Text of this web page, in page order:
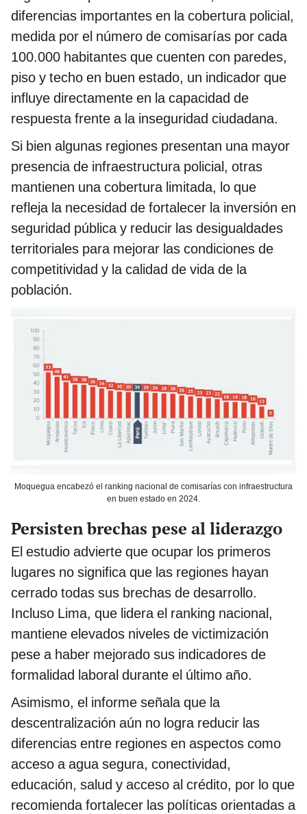
diferencias importantes en la cobertura policial,
medida por el número de comisarías por cada
100.000 habitantes que cuenten con paredes,
piso y techo en buen estado, un indicador que
influye directamente en la capacidad de
respuesta frente a la inseguridad ciudadana.
Si bien algunas regiones presentan una mayor
presencia de infraestructura policial, otras
mantienen una cobertura limitada, lo que
refleja la necesidad de fortalecer la inversión en
seguridad pública y reducir las desigualdades
territoriales para mejorar las condiciones de
competitividad y la calidad de vida de la
población.
Moquegua encabezó el ranking nacional de comisarías con infraestructura
en buen estado en 2024.
Persisten brechas pese al liderazgo
El estudio advierte que ocupar los primeros
lugares no significa que las regiones hayan
cerrado todas sus brechas de desarrollo.
Incluso Lima, que lidera el ranking nacional,
mantiene elevados niveles de victimización
pese a haber mejorado sus indicadores de
formalidad laboral durante el último año.
Asimismo, el informe señala que la
descentralización aún no logra reducir las
diferencias entre regiones en aspectos como
acceso a agua segura, conectividad,
educación, salud y acceso al crédito, por lo que
recomienda fortalecer las políticas orientadas a